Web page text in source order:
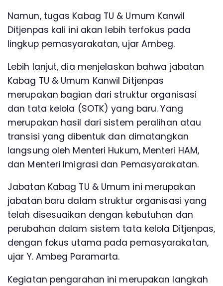
Namun, tugas Kabag TU & Umum Kanwil
Ditjenpas kali ini akan lebih terfokus pada
lingkup pemasyarakatan, ujar Ambeg.
Lebih lanjut, dia menjelaskan bahwa jabatan
Kabag TU & Umum Kanwil Ditjenpas
merupakan bagian dari struktur organisasi
dan tata kelola (SOTK) yang baru. Yang
merupakan hasil dari sistem peralihan atau
transisi yang dibentuk dan dimatangkan
langsung oleh Menteri Hukum, Menteri HAM,
dan Menteri Imigrasi dan Pemasyarakatan.
Jabatan Kabag TU & Umum ini merupakan
jabatan baru dalam struktur organisasi yang
telah disesuaikan dengan kebutuhan dan
perubahan dalam sistem tata kelola Ditjenpas,
dengan fokus utama pada pemasyarakatan,
ujar Y. Ambeg Paramarta.
Kegiatan pengarahan ini merupakan langkah